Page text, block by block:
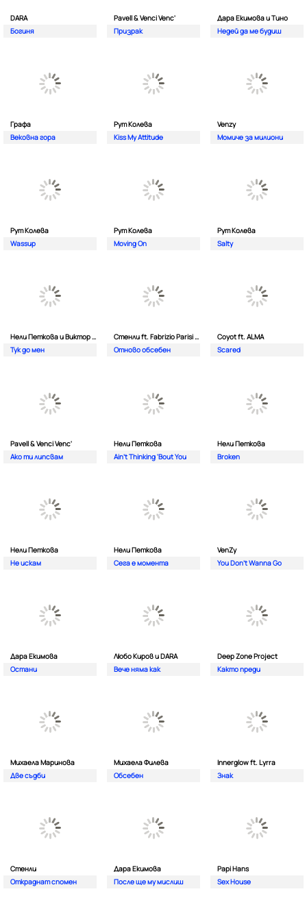
DARA
Богиня
Pavell & Venci Venc'
Призрак
Дара Екимова и Тино
Недей да ме будиш
Графа
Вековна гора
Рут Колева
Kiss My Attitude
Venzy
Момиче за милиони
Рут Колева
Wassup
Рут Колева
Moving On
Рут Колева
Salty
Нели Петкова и Виктор Калев
Тук до мен
Стенли ft. Fabrizio Parisi & The Editor
Отново обсебен
Coyot ft. ALMA
Scared
Pavell & Venci Venc'
Ако ти липсвам
Нели Петкова
Ain't Thinking 'Bout You
Нели Петкова
Broken
Нели Петкова
Не искам
Нели Петкова
Сега е момента
VenZy
You Don't Wanna Go
Дара Екимова
Остани
Любо Киров и DARA
Вече няма как
Deep Zone Project
Както преди
Михаела Маринова
Две съдби
Михаела Филева
Обсебен
Innerglow ft. Lyrra
Знак
Стенли
Откраднат спомен
Дара Екимова
После ще му мислиш
Papi Hans
Sex House